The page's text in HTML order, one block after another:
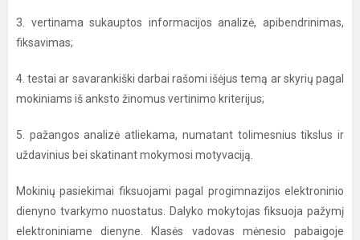
3. vertinama sukauptos informacijos analizė, apibendrinimas,
fiksavimas;
4. testai ar savarankiški darbai rašomi išėjus temą ar skyrių pagal
mokiniams iš anksto žinomus vertinimo kriterijus;
5. pažangos analizė atliekama, numatant tolimesnius tikslus ir
uždavinius bei skatinant mokymosi motyvaciją.
Mokinių pasiekimai fiksuojami pagal progimnazijos elektroninio
dienyno tvarkymo nuostatus.
Dalyko mokytojas fiksuoja pažymį
elektroniniame dienyne. Klasės vadovas mėnesio pabaigoje